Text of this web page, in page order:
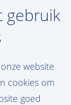
gebruik
website
cookies om
goed
Maak